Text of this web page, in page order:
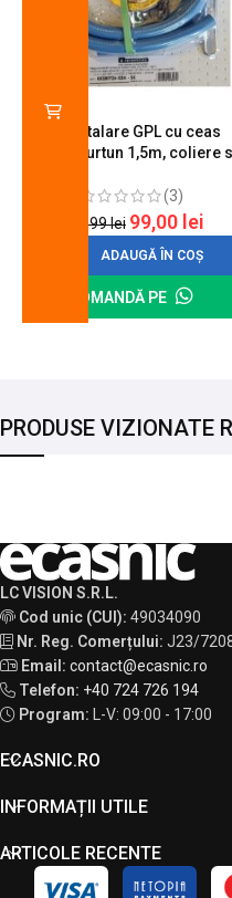
Kit instalare GPL cu ceas
butelie, furtun 1,5m, coliere
(3)
120,99lei 99,00 lei
ADAUGĂ ÎN COȘ
COMANDĂ PE
PRODUSE VIZIONATE
LC VISION S.R.L.
Cod unic (CUI): 49034090
Nr. Reg. Comerțului: J23/
Email: contact@ecasnic.ro
Telefon: +40 724 726 194
Program:
L-V: 09:00 - 17:00
ECASNIC.RO
INFORMAȚII UTILE
ARTICOLE RECENTE